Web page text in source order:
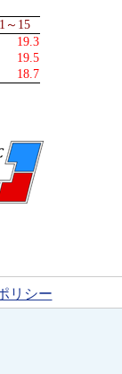
～15
19.3
19.5
18.7
リシー